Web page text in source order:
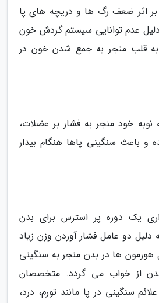
بر اثر ضعف رگ ها و دریچه های پا
عدم توانایی سیستم گردش خون
به قلب منجر به جمع شدن خون در
خود منجر به فشار بر عضلات،
باعث سنگینی پاها هنگام بیدار
یک دوره پر استرس برای بدن
دو عامل فشار آوردن وزن زیاد
هورمون ها در بدن منجر به سنگینی
از خواب می گردد. متخصصان
سنگینی در پا مانند تورم، درد،